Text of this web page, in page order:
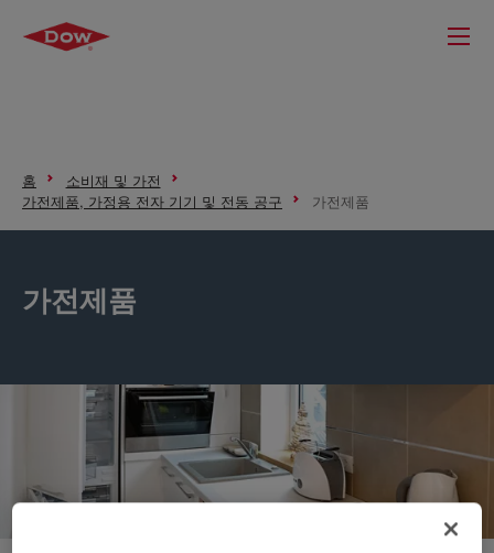
홈
소비재 및 가전
가전제품, 가정용 전자 기기 및 전동 공구
가전제품
가전제품